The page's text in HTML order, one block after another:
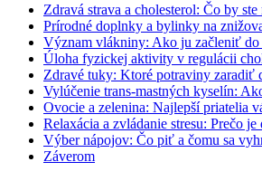
Zdravá⁣ strava a cholesterol: Čo by
Prírodné doplnky a bylinky na
Význam vlákniny: Ako ju‍ začleniť do
Úloha fyzickej aktivity ⁤v regulácii
Zdravé tuky: Ktoré potraviny zaradiť
Vylúčenie trans-mastných kyselín:
Ovocie​ a zelenina: Najlepší priatelia⁣
Relaxácia a zvládanie stresu: Prečo
Výber nápojov: ​Čo piť a čomu sa
Záverom